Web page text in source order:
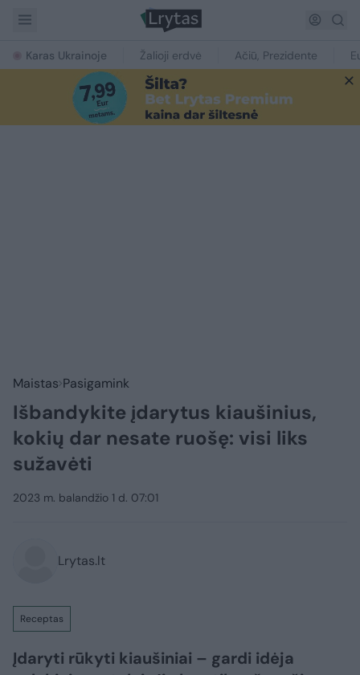
Karas Ukrainoje Žalioji erdvė Ačiū, Prezidente
Maistas Pasigamink
Išbandykite įdarytus kiaušinius,
kokių dar nesate ruošę: visi liks
sužavėti
2023 m. balandžio 1 d. 07:01
Lrytas.lt
Receptas
Įdaryti rūkyti kiaušiniai – gardi idėja